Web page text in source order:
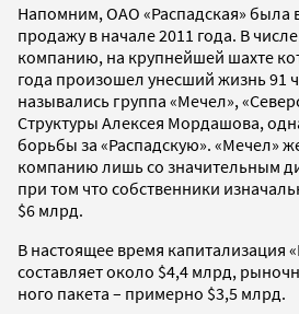
Напомним, ОАО «Распадская» была
продажу в начале 2011 года. В
компанию, на крупнейшей шахте
года произошел унесший жизнь 91
назывались группа «Мечел»,
Структуры Алексея Мордашова,
борьбы за «Распадскую». «Мечел»
компанию лишь со значительным
при том что собственники
$6 млрд.
В настоящее время капитализация
составляет около $4,4 млрд,
ного пакета – примерно $3,5 млрд.